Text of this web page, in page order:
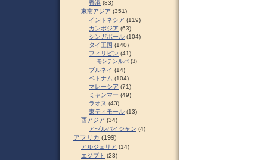
香港 (83)
東南アジア (351)
インドネシア (119)
カンボジア (63)
シンガポール (104)
タイ王国 (140)
フィリピン (41)
モンテンルパ (3)
ブルネイ (14)
ベトナム (104)
マレーシア (71)
ミャンマー (49)
ラオス (43)
東ティモール (13)
西アジア (34)
アゼルバイジャン (4)
アフリカ (199)
アルジェリア (14)
エジプト (23)